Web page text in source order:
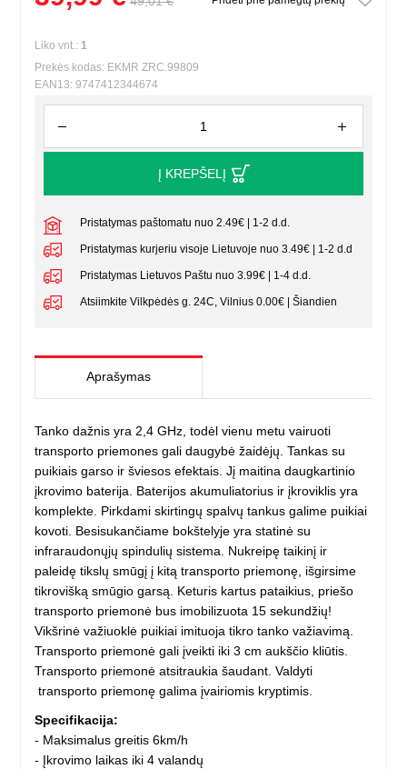
Liko vnt.: 1
Prekės kodas: EKMR ZRC.99809
EAN13: 9747412344674
Į KREPŠELĮ
Pristatymas paštomatu nuo 2.49€ | 1-2 d.d.
Pristatymas kurjeriu visoje Lietuvoje nuo 3.49€ | 1-2 d.d
Pristatymas Lietuvos Paštu nuo 3.99€ | 1-4 d.d.
Atsiimkite Vilkpėdės g. 24C, Vilnius 0.00€ | Šiandien
Aprašymas
Tanko dažnis yra 2,4 GHz, todėl vienu metu vairuoti
transporto priemones gali daugybė žaidėjų. Tankas su
puikiais garso ir šviesos efektais. Jį maitina daugkartinio
įkrovimo baterija. Baterijos akumuliatorius ir įkroviklis yra
komplekte. Pirkdami skirtingų spalvų tankus galime puikiai
kovoti. Besisukančiame bokštelyje yra statinė su
infraraudonųjų spindulių sistema. Nukreipę taikinį ir
paleidę tikslų smūgį į kitą transporto priemonę, išgirsime
tikrovišką smūgio garsą. Keturis kartus pataikius, priešo
transporto priemonė bus imobilizuota 15 sekundžių!
Vikšrinė važiuoklė puikiai imituoja tikro tanko važiavimą.
Transporto priemonė gali įveikti iki 3 cm aukščio kliūtis.
Transporto priemonė atsitraukia šaudant. Valdyti
transporto priemonę galima įvairiomis kryptimis.
Specifikacija:
- Maksimalus greitis 6km/h
- Įkrovimo laikas iki 4 valandų